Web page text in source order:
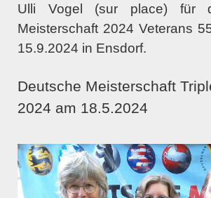
Ulli Vogel (sur place) für
Meisterschaft 2024 Veterans
15.9.2024 in Ensdorf.
Deutsche Meisterschaft
2024 am 18.5.2024